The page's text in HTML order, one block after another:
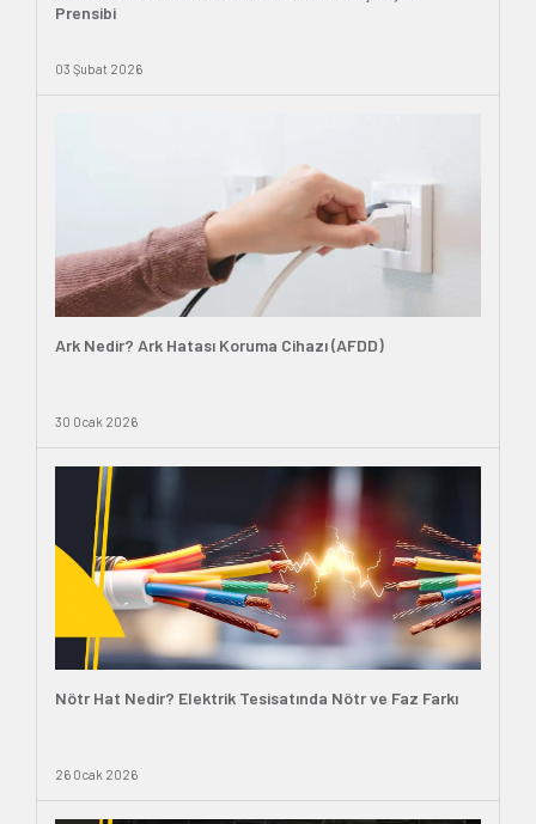
Prensibi
03 Şubat 2026
Ark Nedir? Ark Hatası Koruma Cihazı (AFDD)
30 Ocak 2026
Nötr Hat Nedir? Elektrik Tesisatında Nötr ve Faz Farkı
26 Ocak 2026